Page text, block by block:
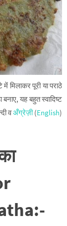
मिलाकर पूरी या पराठे
यह बहुत स्वादिष्ट
वअँग्रेज़ी(English)